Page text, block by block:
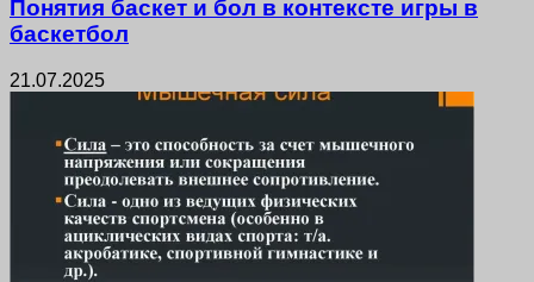
Понятия баскет и бол в контексте игры в
баскетбол
21.07.2025